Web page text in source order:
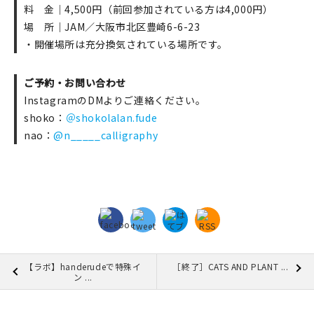
料 金｜4,500円（前回参加されている方は4,000円）
場 所｜JAM／大阪市北区豊崎6-6-23
・開催場所は充分換気されている場所です。
ご予約・お問い合わせ
InstagramのDMよりご連絡ください。
shoko： ＠shokolalan.fude
nao：@n_____calligraphy
【ラボ】handerudeで特殊イ
ン ...
［終了］CATS AND PLANT ...